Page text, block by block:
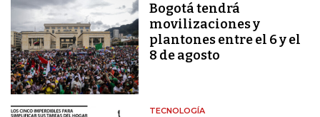
Bogotá tendrá
movilizaciones y
plantones entre el 6 y el
8 de agosto
TECNOLOGÍA